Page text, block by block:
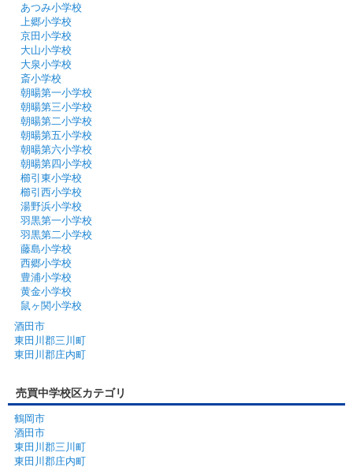
あつみ小学校
上郷小学校
京田小学校
大山小学校
大泉小学校
斎小学校
朝暘第一小学校
朝暘第三小学校
朝暘第二小学校
朝暘第五小学校
朝暘第六小学校
朝暘第四小学校
櫛引東小学校
櫛引西小学校
湯野浜小学校
羽黒第一小学校
羽黒第二小学校
藤島小学校
西郷小学校
豊浦小学校
黄金小学校
鼠ヶ関小学校
酒田市
東田川郡三川町
東田川郡庄内町
売買中学校区カテゴリ
鶴岡市
酒田市
東田川郡三川町
東田川郡庄内町